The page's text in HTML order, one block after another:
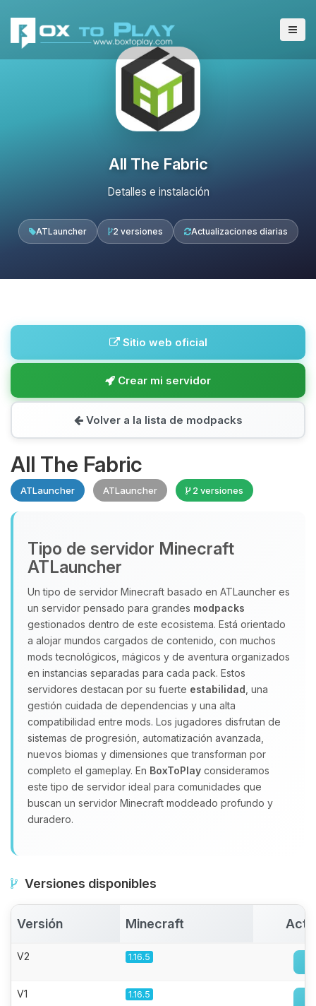
All The Fabric
Detalles e instalación
ATLauncher 2 versiones Actualizaciones diarias
Sitio web oficial
Crear mi servidor
Volver a la lista de modpacks
All The Fabric
ATLauncher ATLauncher 2 versiones
Tipo de servidor Minecraft
ATLauncher
Un tipo de servidor Minecraft basado en ATLauncher es
un servidor pensado para grandes modpacks
gestionados dentro de este ecosistema. Está orientado
a alojar mundos cargados de contenido, con muchos
mods tecnológicos, mágicos y de aventura organizados
en instancias separadas para cada pack. Estos
servidores destacan por su fuerte estabilidad , una
gestión cuidada de dependencias y una alta
compatibilidad entre mods. Los jugadores disfrutan de
sistemas de progresión, automatización avanzada,
nuevos biomas y dimensiones que transforman por
completo el gameplay. En BoxToPlay consideramos
este tipo de servidor ideal para comunidades que
buscan un servidor Minecraft moddeado profundo y
duradero.
Versiones disponibles
Versión Minecraft
V2 1.16.5
V1 1.16.5
Yupi, por fin alguien con quien
hablar! Soy Choupy, tu pequeno
asistente de BoxToPlay. Cuentame
que necesitas y moveré mis
pequenos circuitos para ayudarte.
07/08/2026 20:00